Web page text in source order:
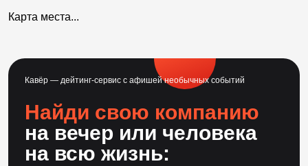
Карта места...
Кавёр — дейтинг-сервис с афишей необычных событий
Найди свою компанию
на вечер или человека
на всю жизнь: